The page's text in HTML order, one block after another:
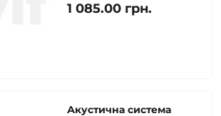
1 085.00 грн.
Акустична система